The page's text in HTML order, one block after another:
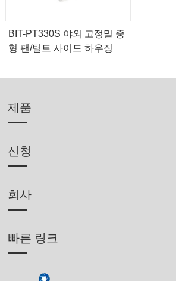
BIT-PT330S 야외 고정밀 중
형 팬/틸트 사이드 하우징
제품
신청
회사
빠른 링크